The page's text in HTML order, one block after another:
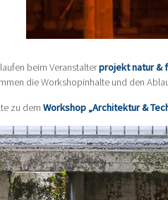
beim Veranstalterprojekt natur &
die Workshopinhalte und den
zu dem Workshop „Architektur &